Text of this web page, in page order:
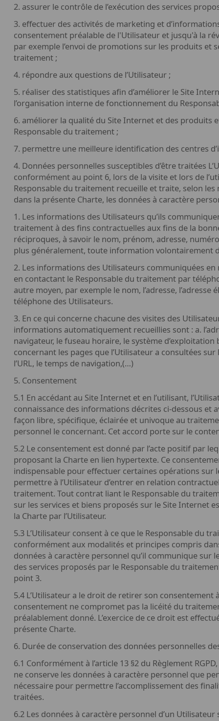
2. assurer le contrôle de l’exécution des services
3. effectuer des activités de marketing et
consentement préalable de l'Utilisateur et jusqu'à la
par exemple l’envoi de promotions sur les produits et
traitement ;
4. répondre aux questions de l’Utilisateur ;
5. réaliser des statistiques afin d’améliorer le Site
l’organisation interne de fonctionnement du
6. améliorer la qualité du Site Internet et des produits
Responsable du traitement ;
7. permettre une meilleure identification des centres
4. Données personnelles susceptibles d’être traitées
conformément au point 6, lors de la visite et lors de
Responsable du traitement recueille et traite, selon
dans la présente Charte, les données à caractère
1. Les informations des Utilisateurs qu’ils
traitement à des fins contractuelles aux fins de la
réciproques, à savoir le nom, prénom, adresse,
plus généralement, toute information volontairement
2. Les informations des Utilisateurs communiquées
en contactant le Responsable du traitement par
autre moyen, par exemple le nom, l’adresse,
téléphone des Utilisateurs.
3. En ce qui concerne chacune des visites des
informations automatiquement recueillies sont : a.
navigateur, le fuseau horaire, le système d’exploitation
concernant les pages que l’Utilisateur a consultées
l’URL, le temps de navigation,(…)
5. Consentement
5.1 En accédant au Site Internet et en l’utilisant,
connaissance des informations décrites ci-dessous et
façon libre, spécifique, éclairée et univoque au
personnel le concernant. Cet accord porte sur le
5.2 Le consentement est donné par l’acte positif par
proposant la Charte en lien hypertexte. Ce
indispensable pour effectuer certaines opérations sur
permettre à l’Utilisateur d’entrer en relation
traitement. Tout contrat liant le Responsable du
sur les services et biens proposés sur le Site Internet
la Charte par l’Utilisateur.
5.3 L’Utilisateur consent à ce que le Responsable du
conformément aux modalités et principes compris
données à caractère personnel qu’il communique sur
des services proposés par le Responsable du
point 3.
5.4 L’Utilisateur a le droit de retirer son
consentement ne compromet pas la licéité du
préalablement donné. L’exercice de ce droit est
présente Charte.
6. Durée de conservation des données personnelles
6.1 Conformément à l’article 13 §2 du Règlement
ne conserve les données à caractère personnel que
nécessaire pour permettre l’accomplissement des
traitées.
6.2 Les données à caractère personnel d’un